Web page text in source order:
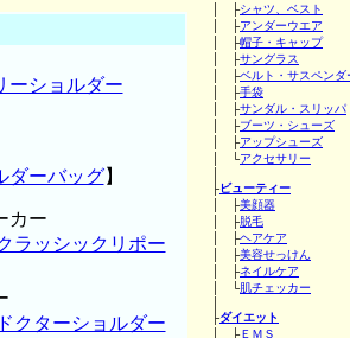
│ ├シャツ、ベスト
│ ├アンダーウエア
│ ├帽子・キャップ
│ ├サングラス
│ ├ベルト・サスペンダ
│ ├手袋
│ ├サンダル・スリッパ
│ ├ブーツ・シューズ
│ ├アップシューズ
│ └アクセサリー
├ビューティー
│ ├美顔器
│ ├脱毛
│ ├ヘアケア
│ ├美容せっけん
│ ├ネイルケア
│ └肌チェッカー
├ダイエット
│ ├ＥＭＳ
ーショルダー
ダーバッグ】
カー
ラッシックリポー
クターショルダー